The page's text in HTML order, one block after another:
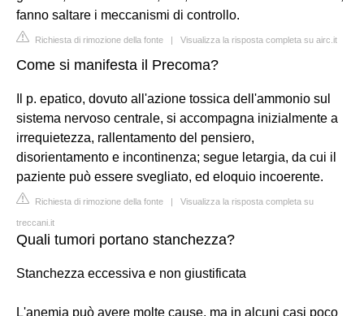
fanno saltare i meccanismi di controllo.
Richiesta di rimozione della fonte | Visualizza la risposta completa su airc.it
Come si manifesta il Precoma?
Il p. epatico, dovuto all'azione tossica dell'ammonio sul
sistema nervoso centrale, si accompagna inizialmente a
irrequietezza, rallentamento del pensiero,
disorientamento e incontinenza; segue letargia, da cui il
paziente può essere svegliato, ed eloquio incoerente.
Richiesta di rimozione della fonte | Visualizza la risposta completa su
treccani.it
Quali tumori portano stanchezza?
Stanchezza eccessiva e non giustificata
L'anemia può avere molte cause, ma in alcuni casi poco